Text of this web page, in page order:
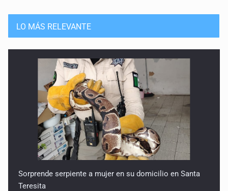
LO MÁS RELEVANTE
Sorprende serpiente a mujer en su domicilio en Santa
Teresita